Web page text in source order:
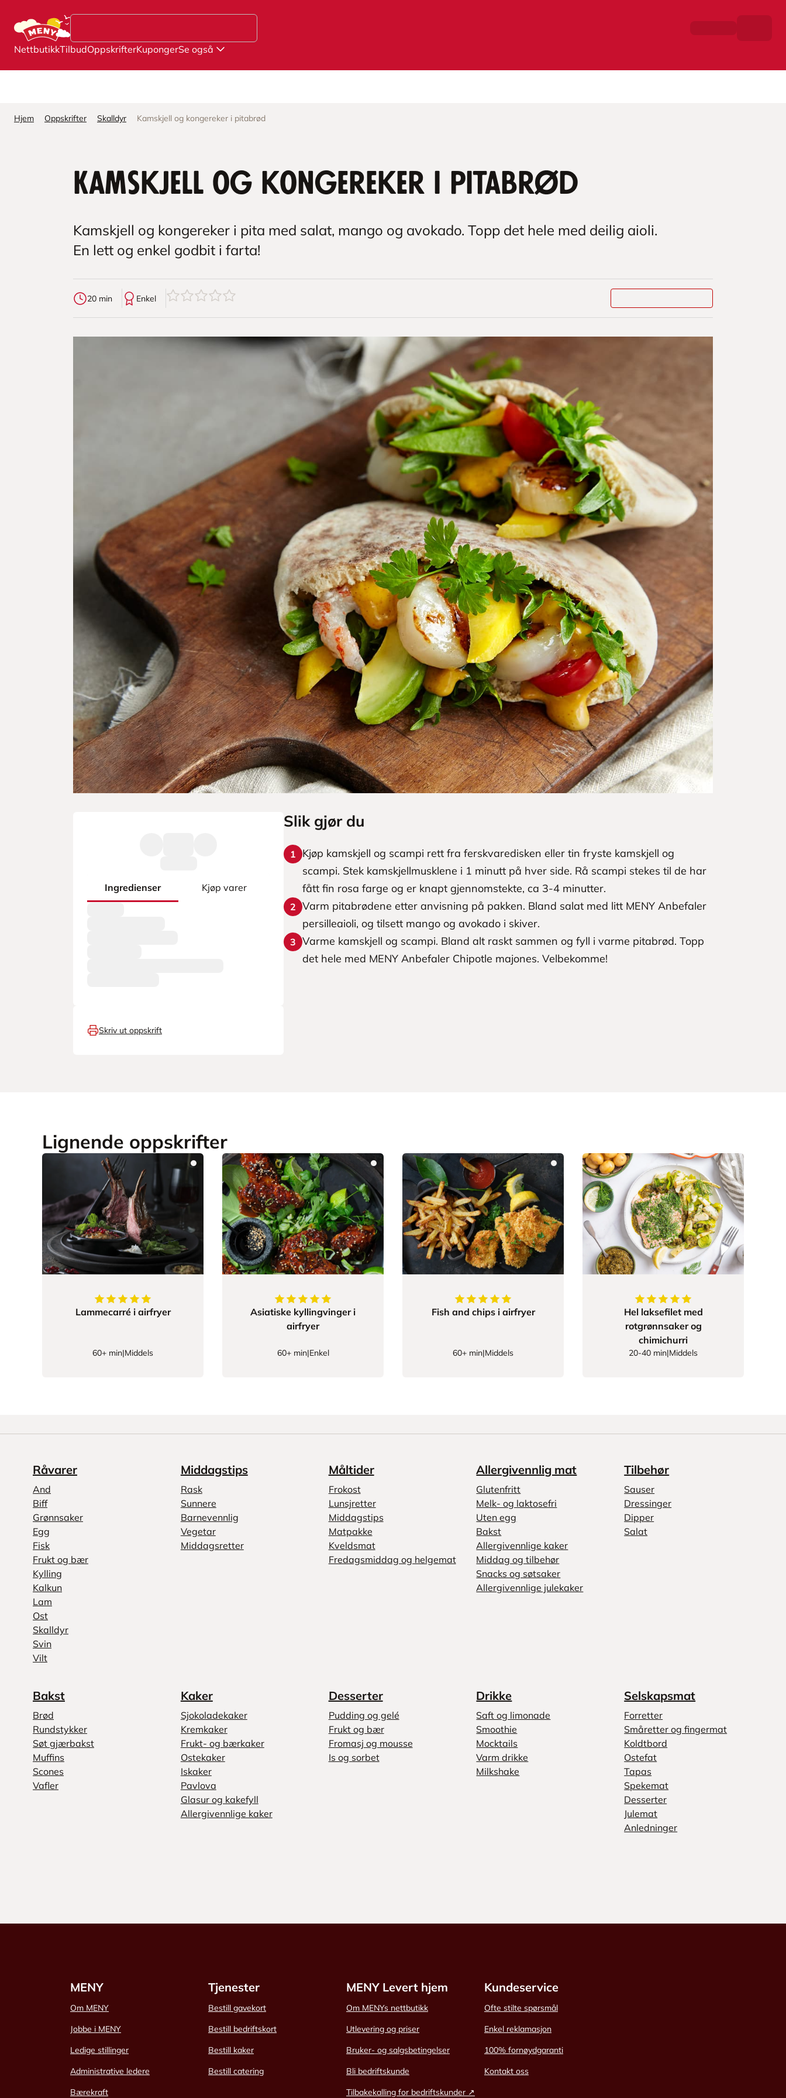
NettbutikkTilbudOppskrifterKupongerSe også
Hjem Oppskrifter Skalldyr Kamskjell og kongereker i pitabrød
Kamskjell og kongereker i pitabrød
Kamskjell og kongereker i pita med salat, mango og avokado. Topp det hele med deilig aioli.
En lett og enkel godbit i farta!
20 min Enkel 0av5stjerner
Ingredienser Kjøp varer
Skriv ut oppskrift
Slik gjør du
1
Kjøp kamskjell og scampi rett fra ferskvaredisken eller tin fryste kamskjell og
scampi. Stek kamskjellmusklene i 1 minutt på hver side. Rå scampi stekes til de har
fått fin rosa farge og er knapt gjennomstekte, ca 3-4 minutter.
2 Varm pitabrødene etter anvisning på pakken. Bland salat med litt MENY Anbefaler
persilleaioli, og tilsett mango og avokado i skiver.
3 Varme kamskjell og scampi. Bland alt raskt sammen og fyll i varme pitabrød. Topp
det hele med MENY Anbefaler Chipotle majones. Velbekomme!
Lignende oppskrifter
5av5stjerner
Lammecarré i airfryer
60+ min|Middels
5av5stjerner
Asiatiske kyllingvinger i
airfryer
60+ min|Enkel
5av5stjerner
Fish and chips i airfryer
60+ min|Middels
5av5stjerner
Hel laksefilet med
rotgrønnsaker og
chimichurri
20-40 min|Middels
Råvarer
And
Biff
Grønnsaker
Egg
Fisk
Frukt og bær
Kylling
Kalkun
Lam
Ost
Skalldyr
Svin
Vilt
Middagstips
Rask
Sunnere
Barnevennlig
Vegetar
Middagsretter
Måltider
Frokost
Lunsjretter
Middagstips
Matpakke
Kveldsmat
Fredagsmiddag og helgemat
Allergivennlig mat
Glutenfritt
Melk- og laktosefri
Uten egg
Bakst
Allergivennlige kaker
Middag og tilbehør
Snacks og søtsaker
Allergivennlige julekaker
Tilbehør
Sauser
Dressinger
Dipper
Salat
Bakst
Brød
Rundstykker
Søt gjærbakst
Muffins
Scones
Vafler
Kaker
Sjokoladekaker
Kremkaker
Frukt- og bærkaker
Ostekaker
Iskaker
Pavlova
Glasur og kakefyll
Allergivennlige kaker
Desserter
Pudding og gelé
Frukt og bær
Fromasj og mousse
Is og sorbet
Drikke
Saft og limonade
Smoothie
Mocktails
Varm drikke
Milkshake
Selskapsmat
Forretter
Småretter og fingermat
Koldtbord
Ostefat
Tapas
Spekemat
Desserter
Julemat
Anledninger
MENY
Om MENY
Jobbe i MENY
Ledige stillinger
Administrative ledere
Bærekraft
Tjenester
Bestill gavekort
Bestill bedriftskort
Bestill kaker
Bestill catering
MENY Levert hjem
Om MENYs nettbutikk
Utlevering og priser
Bruker- og salgsbetingelser
Bli bedriftskunde
Tilbakekalling for bedriftskunder ↗
Kundeservice
Ofte stilte spørsmål
Enkel reklamasjon
100% fornøydgaranti
Kontakt oss